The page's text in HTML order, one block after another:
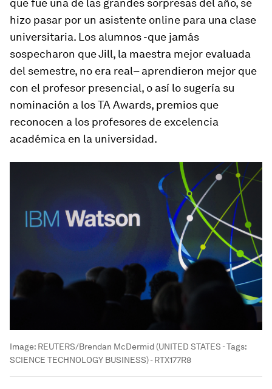
que fue una de las grandes sorpresas del año, se
hizo pasar por un asistente online para una clase
universitaria. Los alumnos -que jamás
sospecharon que Jill, la maestra mejor evaluada
del semestre, no era real– aprendieron mejor que
con el profesor presencial, o así lo sugería su
nominación a los TA Awards, premios que
reconocen a los profesores de excelencia
académica en la universidad.
Image: REUTERS/Brendan McDermid (UNITED STATES - Tags:
SCIENCE TECHNOLOGY BUSINESS) - RTX177R8